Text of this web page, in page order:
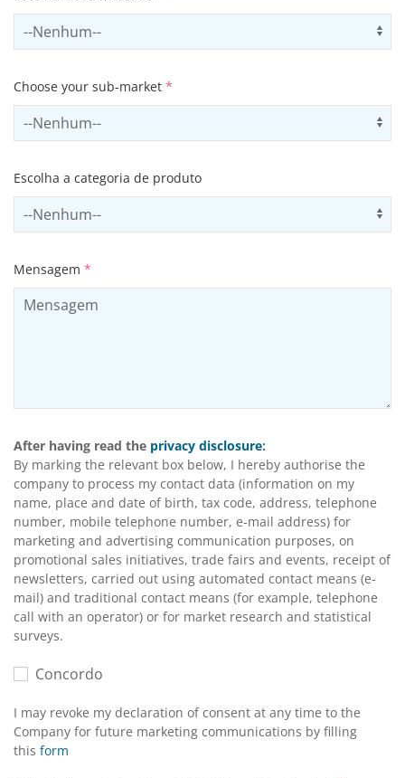
Select sector
Choose your sub-market *
Select subSector
Escolha a categoria de produto
Select productCategory
Mensagem *
After having read the privacy disclosure:
By marking the relevant box below, I hereby authorise the
company to process my contact data (information on my
name, place and date of birth, tax code, address, telephone
number, mobile telephone number, e-mail address) for
marketing and advertising communication purposes, on
promotional sales initiatives, trade fairs and events, receipt of
newsletters, carried out using automated contact means (e-
mail) and traditional contact means (for example, telephone
call with an operator) or for market research and statistical
surveys.
Concordo
I may revoke my declaration of consent at any time to the
Company for future marketing communications by filling
this form